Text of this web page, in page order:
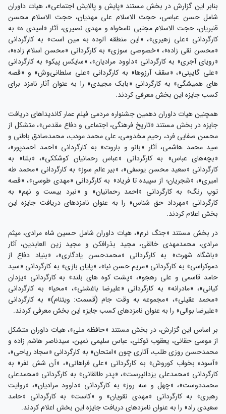
بنابر این گزارش در بخش مستند «پایش و پالایش اجتماعی»، هیات داوران
شامل حسن عباسی، حجت الاسلام علی مهدیان، حجت الاسلام محسن
قنبریان، حجت الاسلام مجتبی نامخواه و مهدی نصیری، آثار «امیدی ه» به
کارگردانی «علی زهیری»، «این منطقه آلوده به مین است» به کارگردانی
«محسن نقی زاده»، «خصوصی سوزی» به کارگردانی «محسن اسلام زاده»،
«رویای آجری» به کارگردانی «داوود مرادیان»، «سایکس پیکو» به کارگردانی
«علی گایینی»، «سقف آرز‌وها» به کارگردانی «علی سلطانی‌وش» و «قصه
های همیشگی» به کارگردانی «بابک مجیدی» را به عنوان آثار نامزد برای
کسب جایزه این بخش معرفی کردند.
همچنین هیات داوران دهمین جشنواره مردمی فیلم عمار کاندیداهای دریافت
جایزه در بخش مستند «تاریخ فرهنگی، اجتماعی و دفاع مقدس»، متشکل از
محسن صفایی فرد، رحیم مخدومی، علی محمد مودب، محمدصادق باطنی و
سید محمد هاشمی، آثار «بانو و باروت» به کارگردانی «احمد احمدپور»،
«بچه‌های عباس» به کارگردانی «عباس رحمانیان کوشککی»، «بلتا» به
کارگردانی «سعید محسن یوسفی»، «بیر عالم سوز» به کارگردانی «محمد طه
امیری»، «شجریان؛ از سپیده تا فریاد» به کارگردانی «مهدی طوسی»، «قصه
توپ رنگ» به کارگردانی «احمد رحمانیان» و «نبرد بیست و نهم» به
کارگردانی «مهرداد حق شناس» را به عنوان نامزدهای دریافت جایزه این
بخش اعلام کردند.
در بخش مستند «جنگ نرم»، هیات داوران شامل حسین شاه مرادی، میثم
مرادی، محمدمهدی خالقی، مجید بذرافکن و مجید زین العابدین، آثار
«باشگاه شهرت» به کارگردانی «محمدحسن یادگاری»، «بنیاد دفاع از
دموکراسی» به کارگردانی «مریم حسن نیا»، «پایان بازی» به کارگردانی «سید
حامد قاسمی و علی رهجو»، «پشت کوه های بلند» به کارگردانی «یزدان
کیانی»، «مادرانه» به کارگردانی «علیرضا باغشنی»، «محیا» به کارگردانی
«محمد عقیلی»، «مجموعه به وقت جام (قسمت: ویتنام)» به کارگردانی
«علیرضا بوالی» را به عنوان نامزدهای کسب جایزه این بخش معرفی کردند.
بر اساس این گزارش، در بخش مستند «حافظه ملی»، هیات داوران متشکل
از موسی حقانی، یعقوب توکلی، عباس سلیمی نمین، سیدناصر هاشم زاده و
محمدحسن روزی طلب، آثاری چون «امتحان» به کارگردانی «سجاد ریاحی»،
«آسوده بخواب کوروش» به کارگردانی «علی فراهانی»، «آن شش نفر» به
کارگردانی «محمدعلی یزدانپرست»، «پدر طالقانی» به کارگردانی «محمدعلی
محمددوست»، «چهل و سه روز» به کارگردانی «داوود مرادیان»، «روایت
رهبری» به کارگردانی «مهدی نقویان» و «کاست» به کارگردانی «حامد
سعیدی راد» را به عنوان نامزدهای دریافت جایزه این بخش اعلام کردند.